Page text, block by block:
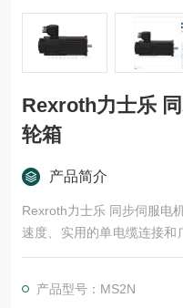
Rexroth力士乐 同步伺
轮箱
产品简介
Rexroth力士乐 同步伺服电机 电机和齿轮箱 更大的扭矩、更高
速度、实用的单电缆连接和
S2N 电机将高动态性与紧凑
量和中惯量的转子可提供
智能解决方案，MS2N 电机
产品型号：MS2N